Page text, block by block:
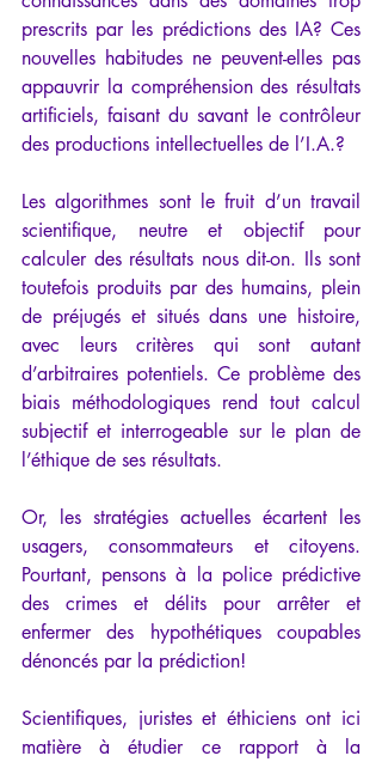
prescrits par les prédictions des IA? Ces
nouvelles habitudes ne peuvent-elles pas
appauvrir la compréhension des résultats
artificiels, faisant du savant le contrôleur
des productions intellectuelles de l’I.A.?
Les algorithmes sont le fruit d’un travail
scientifique, neutre et objectif pour
calculer des résultats nous dit-on. Ils sont
toutefois produits par des humains, plein
de préjugés et situés dans une histoire,
avec leurs critères qui sont autant
d’arbitraires potentiels. Ce problème des
biais méthodologiques rend tout calcul
subjectif et interrogeable sur le plan de
l’éthique de ses résultats.
Or, les stratégies actuelles écartent les
usagers, consommateurs et citoyens.
Pourtant, pensons à la police prédictive
des crimes et délits pour arrêter et
enfermer des hypothétiques coupables
dénoncés par la prédiction!
Scientifiques, juristes et éthiciens ont ici
matière à étudier ce rapport à la